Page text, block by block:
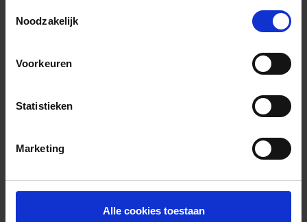
Noodzakelijk
Voorkeuren
Statistieken
Marketing
Alle cookies toestaan